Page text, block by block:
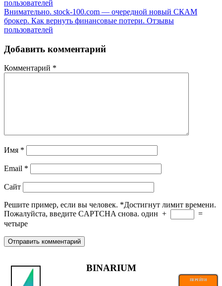
пользователей
Внимательно. stock-100.com — очередной новый СКАМ
брокер. Как вернуть финансовые потери. Отзывы
пользователей
Добавить комментарий
Комментарий *
Имя *
Email *
Сайт
Решите пример, если вы человек. *Достигнут лимит времени.
Пожалуйста, введите CAPTCHA снова. один +
=
четыре
BINARIUM
ПЕРЕЙТИ